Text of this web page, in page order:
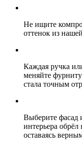
Не ищите
оттенок из
Каждая ручка
меняйте
стала точным
Выберите фасад
интерьера
оставаясь